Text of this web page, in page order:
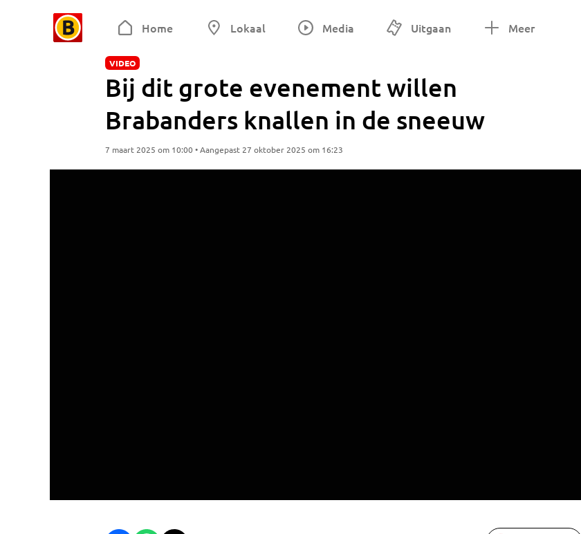
Home Lokaal Media Uitgaan Meer
VIDEO
Bij dit grote evenement willen
Brabanders knallen in de sneeuw
7 maart 2025 om 10:00 • Aangepast 27 oktober 2025 om 16:23